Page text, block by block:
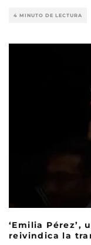
4 MINUTO DE LECTURA
‘Emilia Pérez’,
reivindica la